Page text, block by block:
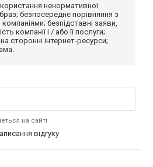
ненормативної
безпосереднє порівняння з
безпідставні заяви,
компанії і / або її послуги;
сторонні інтернет-ресурси;
на сайті
відгуку